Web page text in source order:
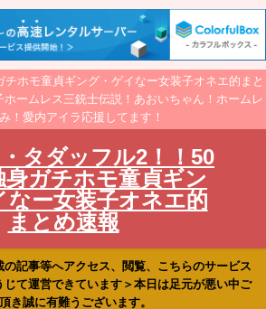
チホモ童貞ギング・ゲイなー女装子オネエ的まと
ームレス三銃士伝説！あおいちゃん！ホームレ
！愛内アイラ応援してます！
タダッフル2！！50
身ガチホモ童貞ギン
なー女装子オネエ的
まとめ速報
記事等へアクセス、閲覧、こちらのサービス
じて運営できています＞本日は足元が悪い中ご
き誠に有難うございます。